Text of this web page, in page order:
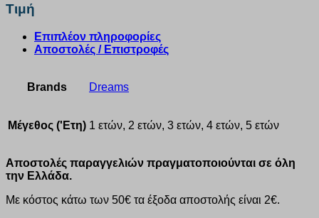
Τιμή
Επιπλέον πληροφορίες
Αποστολές / Επιστροφές
Brands Dreams
Μέγεθος ('Ετη) 1 ετών, 2 ετών, 3 ετών, 4 ετών, 5 ετών
Αποστολές παραγγελιών πραγματοποιούνται σε όλη
την Ελλάδα.
Με κόστος κάτω των 50€ τα έξοδα αποστολής είναι 2€.